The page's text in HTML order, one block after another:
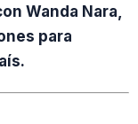
Wanda Nara,
para